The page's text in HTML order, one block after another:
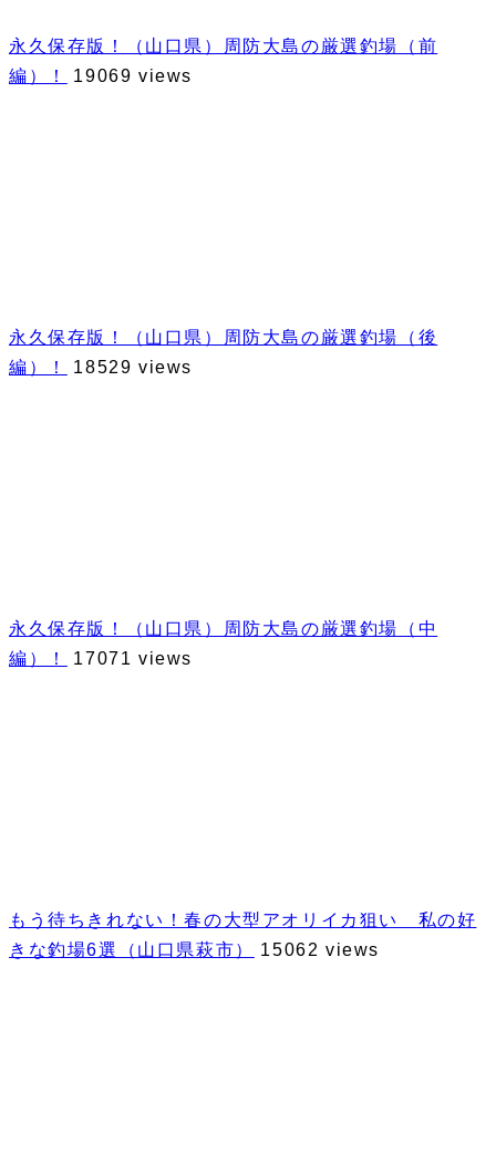
永久保存版！（山口県）周防大島の厳選釣場（前
編）！
19069 views
永久保存版！（山口県）周防大島の厳選釣場（後
編）！
18529 views
永久保存版！（山口県）周防大島の厳選釣場（中
編）！
17071 views
もう待ちきれない！春の大型アオリイカ狙い 私の好
きな釣場6選（山口県萩市）
15062 views